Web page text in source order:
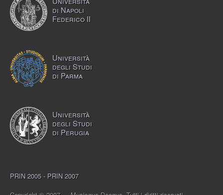
di Napoli
Federico II
Università
degli Studi
di Parma
Università
degli Studi
di Perugia
PRIN 2005 - PRIN 2007